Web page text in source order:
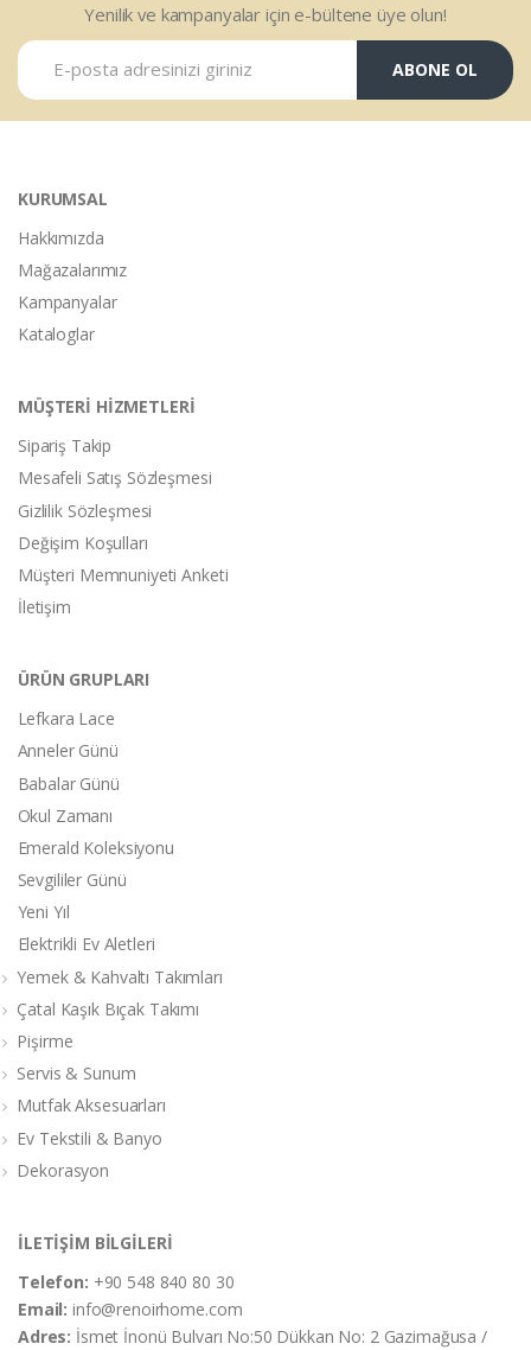
Yenilik ve kampanyalar için e-bültene üye olun!
ABONE OL
KURUMSAL
Hakkımızda
Mağazalarımız
Kampanyalar
Kataloglar
MÜŞTERİ HİZMETLERİ
Sipariş Takip
Mesafeli Satış Sözleşmesi
Gizlilik Sözleşmesi
Değişim Koşulları
Müşteri Memnuniyeti Anketi
İletişim
ÜRÜN GRUPLARI
Lefkara Lace
Anneler Günü
Babalar Günü
Okul Zamanı
Emerald Koleksiyonu
Sevgililer Günü
Yeni Yıl
Elektrikli Ev Aletleri
Yemek & Kahvaltı Takımları
Çatal Kaşık Bıçak Takımı
Pişirme
Servis & Sunum
Mutfak Aksesuarları
Ev Tekstili & Banyo
Dekorasyon
İLETİŞİM BİLGİLERİ
Telefon: +90 548 840 80 30
Email:info@renoirhome.com
Adres: İsmet İnonü Bulvarı No:50 Dükkan No: 2 Gazimağusa /